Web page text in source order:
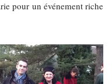
pour un événement riche